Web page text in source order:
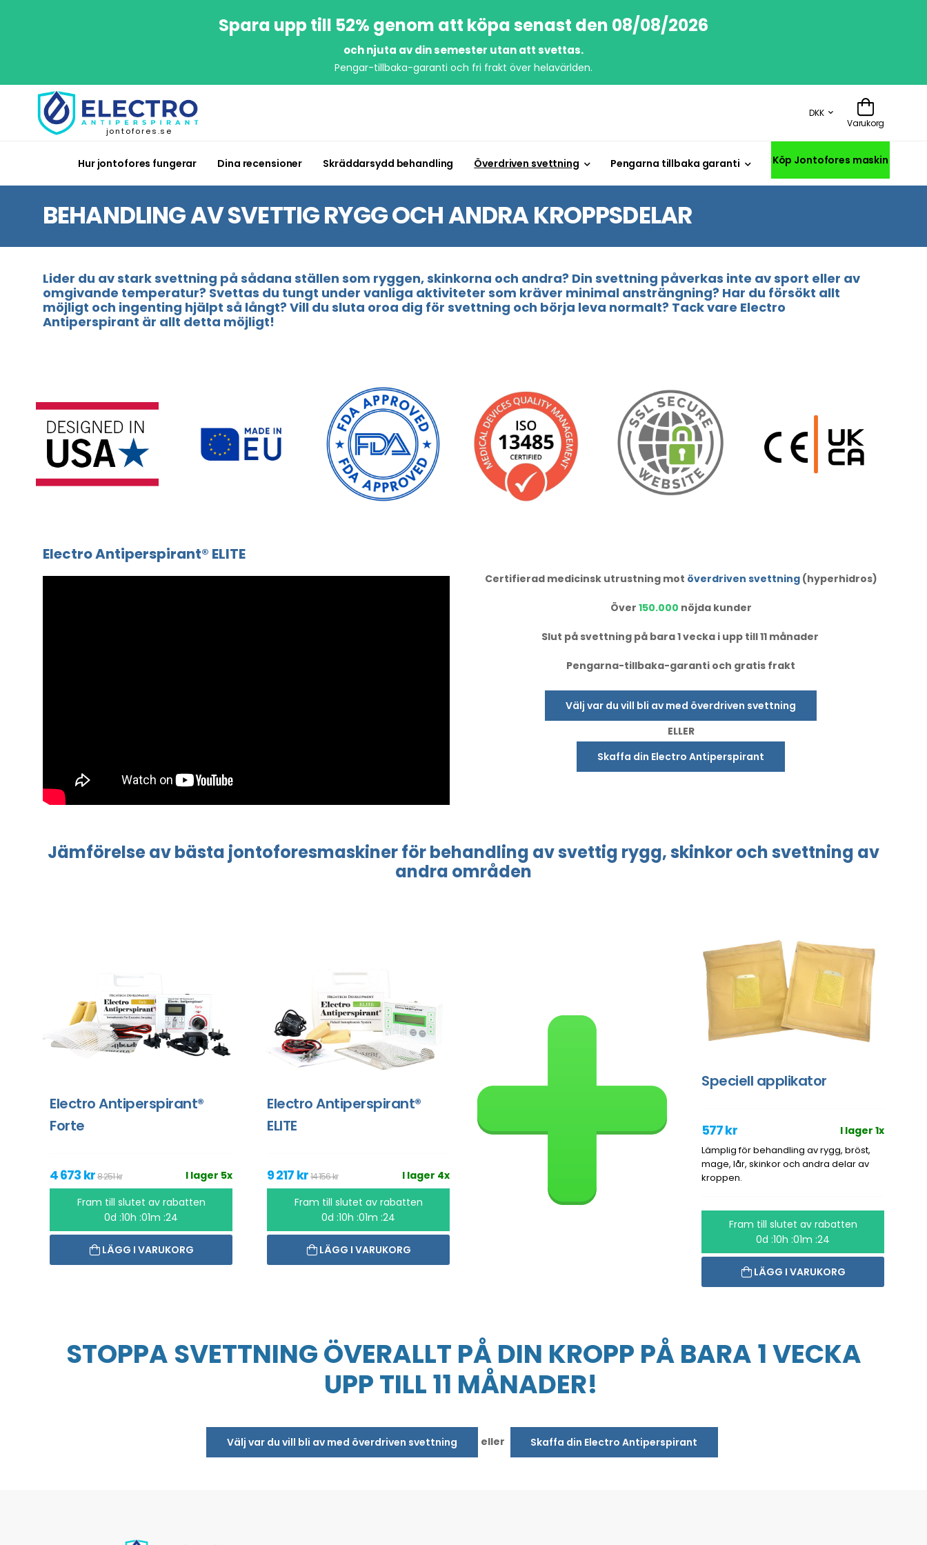
Spara upp till 52% genom att köpa senast den 08/08/2026
och njuta av din semester utan att svettas.
Pengar-tillbaka-garanti och fri frakt över helavärlden.
jontofores.se
DKK
Varukorg
Hur jontofores fungerar Dina recensioner Skräddarsydd behandling Överdriven svettning Pengarna tillbaka garanti Köp Jontofores maskin
BEHANDLING AV SVETTIG RYGG OCH ANDRA KROPPSDELAR
Lider du av stark svettning på sådana ställen som ryggen, skinkorna och andra? Din svettning påverkas inte av sport eller av
omgivande temperatur? Svettas du tungt under vanliga aktiviteter som kräver minimal ansträngning? Har du försökt allt
möjligt och ingenting hjälpt så långt? Vill du sluta oroa dig för svettning och börja leva normalt? Tack vare Electro
Antiperspirant är allt detta möjligt!
Electro Antiperspirant® ELITE
Certifierad medicinsk utrustning mot överdriven svettning(hyperhidros)
Över 150.000 nöjda kunder
Slut på svettning på bara 1 vecka i upp till 11 månader
Pengarna-tillbaka-garanti och gratis frakt
Välj var du vill bli av med överdriven svettning
ELLER
Skaffa din Electro Antiperspirant
Jämförelseav bästa jontoforesmaskinerför behandling av svettig rygg, skinkoroch svettning av
andra områden
Electro Antiperspirant®
Forte
I lager 5x
4 673 kr8 251 kr
Fram till slutet av rabatten
0d :10h :01m :24
LÄGG I VARUKORG
Electro Antiperspirant®
ELITE
I lager 4x
9 217 kr14 156 kr
Fram till slutet av rabatten
0d :10h :01m :24
LÄGG I VARUKORG
Speciell applikator
I lager 1x
577 kr
Lämplig för behandling av rygg, bröst,
mage, lår, skinkor och andra delar av
kroppen.
Fram till slutet av rabatten
0d :10h :01m :24
LÄGG I VARUKORG
STOPPA SVETTNING ÖVERALLT PÅ DIN KROPP PÅ BARA 1 VECKA
UPP TILL 11 MÅNADER!
Välj var du vill bli av med överdriven svettning eller Skaffa din Electro Antiperspirant